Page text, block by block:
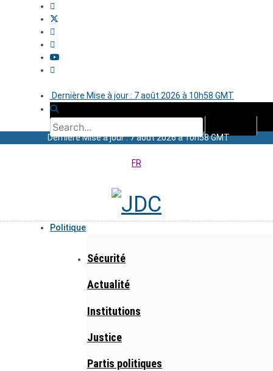
Dernière Mise à jour : 7 août 2026 à 10h58 GMT
Dernière Mise à jour : 7 août 2026 à 10h58 GMT
FR
Politique
Sécurité
Actualité
Institutions
Justice
Partis politiques